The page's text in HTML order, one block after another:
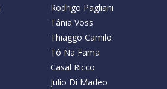
Rodrigo Pagliani
Tânia Voss
Thiaggo Camilo
Tô Na Fama
Casal Ricco
Julio Di Madeo